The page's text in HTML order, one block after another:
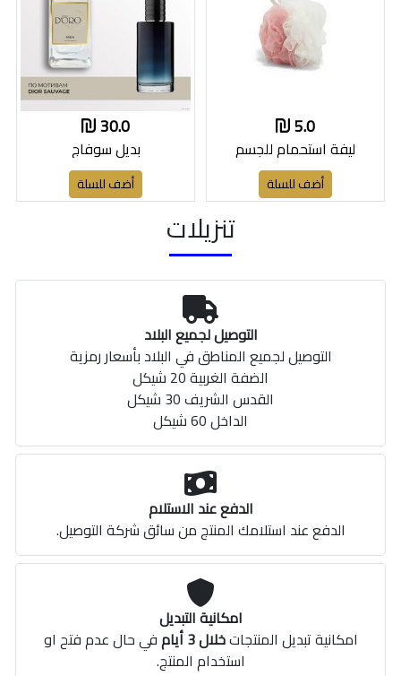
5.0
ليفة استحمام للجسم
أضف للسلة
30.0
بديل سوفاج
أضف للسلة
تنزيلات
التوصيل لجميع البلاد
التوصيل لجميع المناطق في البلاد بأسعار رمزية
الضفة الغربية 20 شيكل
القدس الشريف 30 شيكل
الداخل 60 شيكل
الدفع عند الاستلام
الدفع عند استلامك المنتج من سائق شركة التوصيل.
امكانية التبديل
امكانية تبديل المنتجاتخلال 3 أيام
في حال عدم فتح او
استخدام المنتج.